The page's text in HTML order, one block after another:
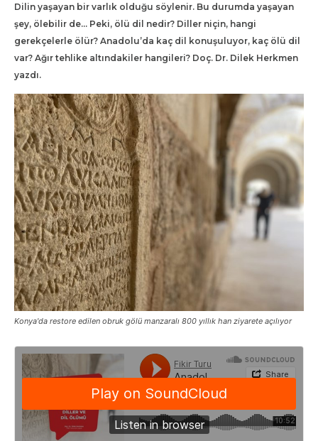
Dilin yaşayan bir varlık olduğu söylenir. Bu durumda yaşayan
şey, ölebilir de… Peki, ölü dil nedir? Diller niçin, hangi
gerekçelerle ölür? Anadolu’da kaç dil konuşuluyor, kaç ölü dil
var? Ağır tehlike altındakiler hangileri? Doç. Dr. Dilek Herkmen
yazdı.
Konya'da restore edilen obruk gölü manzaralı 800 yıllık han ziyarete açılıyor